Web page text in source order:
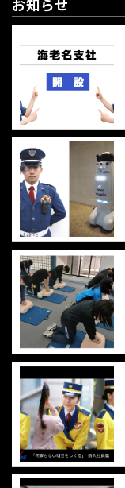
お知らせ